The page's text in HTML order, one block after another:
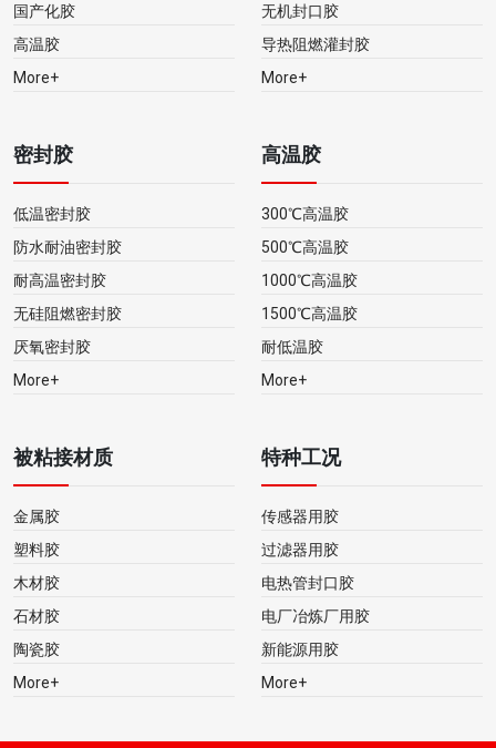
国产化胶
高温胶
More+
无机封口胶
导热阻燃灌封胶
More+
密封胶
低温密封胶
防水耐油密封胶
耐高温密封胶
无硅阻燃密封胶
厌氧密封胶
More+
高温胶
300℃高温胶
500℃高温胶
1000℃高温胶
1500℃高温胶
耐低温胶
More+
被粘接材质
金属胶
塑料胶
木材胶
石材胶
陶瓷胶
More+
特种工况
传感器用胶
过滤器用胶
电热管封口胶
电厂冶炼厂用胶
新能源用胶
More+